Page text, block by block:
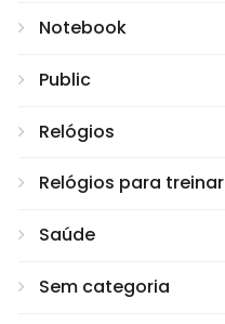
Notebook
Public
Relógios
Relógios para treinar
Saúde
Sem categoria